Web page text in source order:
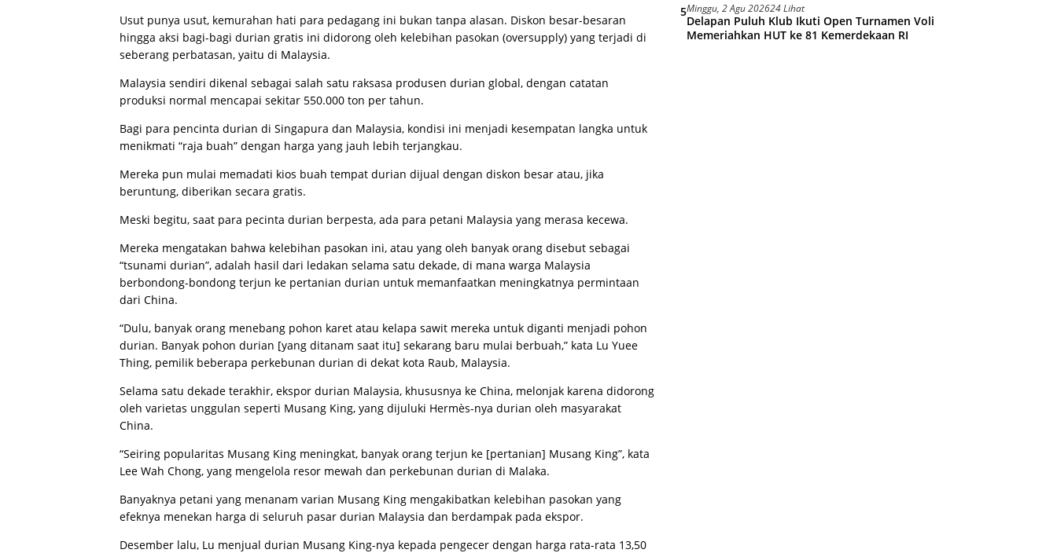
Usut punya usut, kemurahan hati para pedagang ini bukan tanpa alasan. Diskon besar-besaran
hingga aksi bagi-bagi durian gratis ini didorong oleh kelebihan pasokan (oversupply) yang terjadi di
seberang perbatasan, yaitu di Malaysia.
Malaysia sendiri dikenal sebagai salah satu raksasa produsen durian global, dengan catatan
produksi normal mencapai sekitar 550.000 ton per tahun.
Bagi para pencinta durian di Singapura dan Malaysia, kondisi ini menjadi kesempatan langka untuk
menikmati “raja buah” dengan harga yang jauh lebih terjangkau.
Mereka pun mulai memadati kios buah tempat durian dijual dengan diskon besar atau, jika
beruntung, diberikan secara gratis.
Meski begitu, saat para pecinta durian berpesta, ada para petani Malaysia yang merasa kecewa.
Mereka mengatakan bahwa kelebihan pasokan ini, atau yang oleh banyak orang disebut sebagai
“tsunami durian”, adalah hasil dari ledakan selama satu dekade, di mana warga Malaysia
berbondong-bondong terjun ke pertanian durian untuk memanfaatkan meningkatnya permintaan
dari China.
“Dulu, banyak orang menebang pohon karet atau kelapa sawit mereka untuk diganti menjadi pohon
durian. Banyak pohon durian [yang ditanam saat itu] sekarang baru mulai berbuah,” kata Lu Yuee
Thing, pemilik beberapa perkebunan durian di dekat kota Raub, Malaysia.
Selama satu dekade terakhir, ekspor durian Malaysia, khususnya ke China, melonjak karena didorong
oleh varietas unggulan seperti Musang King, yang dijuluki Hermès-nya durian oleh masyarakat
China.
“Seiring popularitas Musang King meningkat, banyak orang terjun ke [pertanian] Musang King”, kata
Lee Wah Chong, yang mengelola resor mewah dan perkebunan durian di Malaka.
Banyaknya petani yang menanam varian Musang King mengakibatkan kelebihan pasokan yang
efeknya menekan harga di seluruh pasar durian Malaysia dan berdampak pada ekspor.
Desember lalu, Lu menjual durian Musang King-nya kepada pengecer dengan harga rata-rata 13,50
5Minggu, 2 Agu 202624 Lihat
Delapan Puluh Klub Ikuti Open Turnamen Voli
Memeriahkan HUT ke 81 Kemerdekaan RI